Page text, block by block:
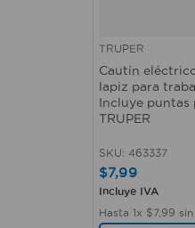
TRUPER
Cautín
lapiz para
Incluye puntas
TRUPER
SKU: 463337
$7,99
Incluye IVA
Hasta 1x $7, 99